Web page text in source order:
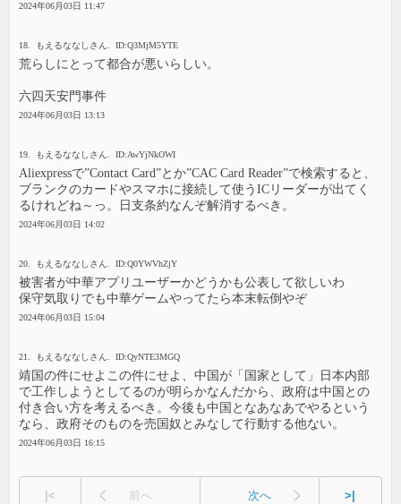
2024年06月03日 11:47
18. もえるななしさん. ID:Q3MjM5YTE
荒らしにとって都合が悪いらしい。
六四天安門事件
2024年06月03日 13:13
19. もえるななしさん. ID:AwYjNkOWI
Aliexpressで”Contact Card”とか”CAC Card Reader”で検索すると、
ブランクのカードやスマホに接続して使うICリーダーが出てく
るけれどね～っ。日支条約なんぞ解消するべき。
2024年06月03日 14:02
20. もえるななしさん. ID:Q0YWVhZjY
被害者が中華アプリユーザーかどうかも公表して欲しいわ
保守気取りでも中華ゲームやってたら本末転倒やぞ
2024年06月03日 15:04
21. もえるななしさん. ID:QyNTE3MGQ
靖国の件にせよこの件にせよ、中国が「国家として」日本内部
で工作しようとしてるのが明らかなんだから、政府は中国との
付き合い方を考えるべき。今後も中国となあなあでやるという
なら、政府そのものを売国奴とみなして行動する他ない。
2024年06月03日 16:15
|< 前へ 次へ >|